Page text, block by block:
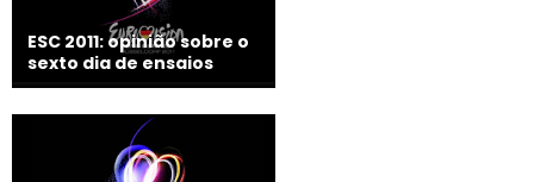
ESC 2011: opinião sobre o
sexto dia de ensaios